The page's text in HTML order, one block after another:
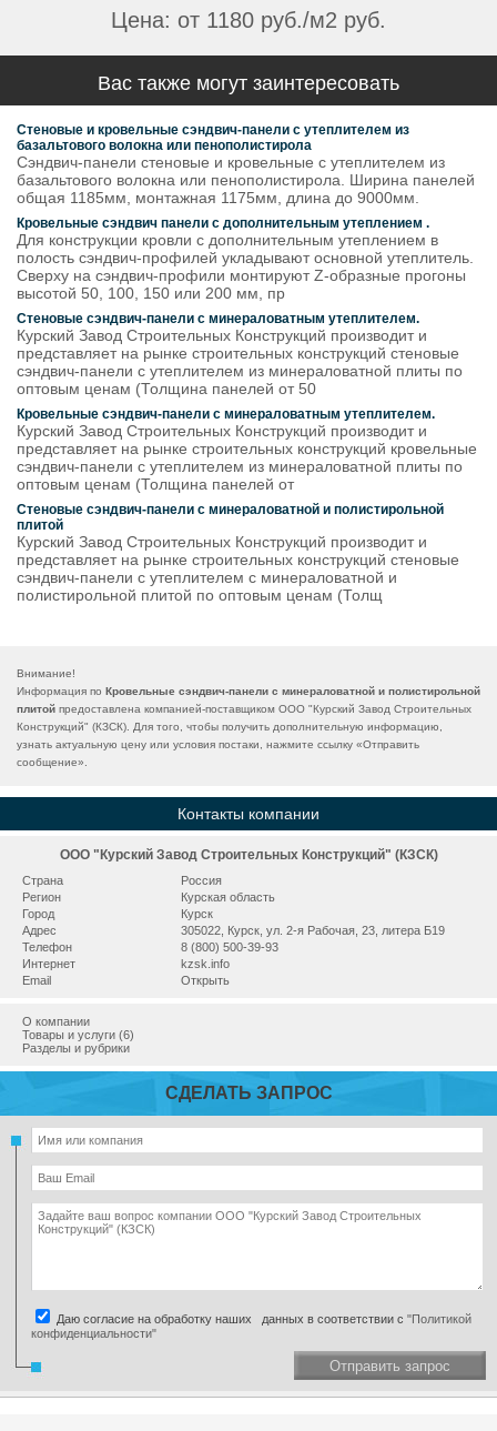
Цена: от 1180 руб./м2 руб.
Вас также могут заинтересовать
Стеновые и кровельные сэндвич-панели с утеплителем из
базальтового волокна или пенополистирола
Сэндвич-панели стеновые и кровельные с утеплителем из
базальтового волокна или пенополистирола. Ширина панелей
общая 1185мм, монтажная 1175мм, длина до 9000мм.
Кровельные сэндвич панели с дополнительным утеплением .
Для конструкции кровли с дополнительным утеплением в
полость сэндвич-профилей укладывают основной утеплитель.
Сверху на сэндвич-профили монтируют Z-образные прогоны
высотой 50, 100, 150 или 200 мм, пр
Стеновые сэндвич-панели с минераловатным утеплителем.
Курский Завод Строительных Конструкций производит и
представляет на рынке строительных конструкций стеновые
сэндвич-панели с утеплителем из минераловатной плиты по
оптовым ценам (Толщина панелей от 50
Кровельные сэндвич-панели с минераловатным утеплителем.
Курский Завод Строительных Конструкций производит и
представляет на рынке строительных конструкций кровельные
сэндвич-панели с утеплителем из минераловатной плиты по
оптовым ценам (Толщина панелей от
Стеновые сэндвич-панели с минераловатной и полистирольной
плитой
Курский Завод Строительных Конструкций производит и
представляет на рынке строительных конструкций стеновые
сэндвич-панели с утеплителем с минераловатной и
полистирольной плитой по оптовым ценам (Толщ
Внимание!
Информация по Кровельные сэндвич-панели с минераловатной и полистирольной
плитой предоставлена компанией-поставщиком ООО "Курский Завод Строительных
Конструкций" (КЗСК). Для того, чтобы получить дополнительную информацию,
узнать актуальную цену или условия постаки, нажмите ссылку «Отправить
сообщение».
Контакты компании
ООО "Курский Завод Строительных Конструкций" (КЗСК)
Страна
Россия
Регион
Курская область
Город
Курск
Адрес
305022, Курск, ул. 2-я Рабочая, 23, литера Б19
Телефон
8 (800) 500-39-93
Интернет
kzsk.info
Email
Открыть
О компании
Товары и услуги (6)
Разделы и рубрики
СДЕЛАТЬ ЗАПРОС
Даю согласие на обработку наших данных в соответствии с "Политикой
конфиденциальности"
Отправить запрос